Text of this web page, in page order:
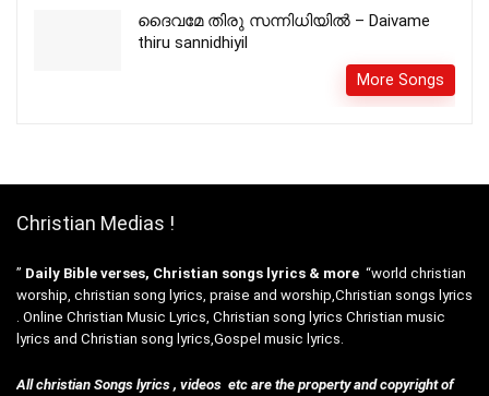
ദൈവമേ തിരു സന്നിധിയിൽ – Daivame
thiru sannidhiyil
More Songs
Christian Medias !
” Daily Bible verses, Christian songs lyrics & more “world christian
worship, christian song lyrics, praise and worship,Christian songs lyrics
. Online Christian Music Lyrics, Christian song lyrics Christian music
lyrics and Christian song lyrics,Gospel music lyrics.
All christian Songs lyrics , videos etc are the property and copyright of